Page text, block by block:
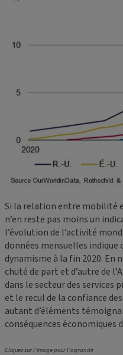
Si la relation entre mobilité
n’en reste pas moins un
l’évolution de l’activité
données mensuelles
dynamisme à la fin 2020. En
chuté de part et d’autre de
dans le secteur des services
et le recul de la confiance
autant d’éléments
conséquences économiques
Cliquez sur l’image pour l’agrandir